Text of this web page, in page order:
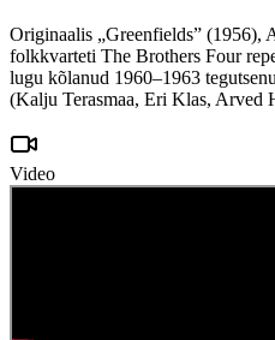
Originaalis „Greenfields” (1956),
folkkvarteti The Brothers Four
lugu kõlanud 1960–1963
(Kalju Terasmaa, Eri Klas, Arved
Video